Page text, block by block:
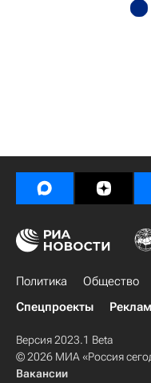
Политика Общество
Спецпроекты
Версия 2023.1 Beta
© 2026 МИА «Россия
Вакансии